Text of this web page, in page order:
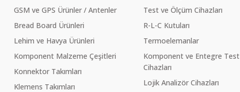
GSM ve GPS Ürünler / Antenler
Bread Board Ürünleri
Lehim ve Havya Ürünleri
Komponent Malzeme Çeşitleri
Konnektor Takımları
Klemens Takımları
Test ve Ölçüm Cihazları
R-L-C Kutuları
Termoelemanlar
Komponent ve Entegre Test
Cihazları
Lojik Analizör Cihazları